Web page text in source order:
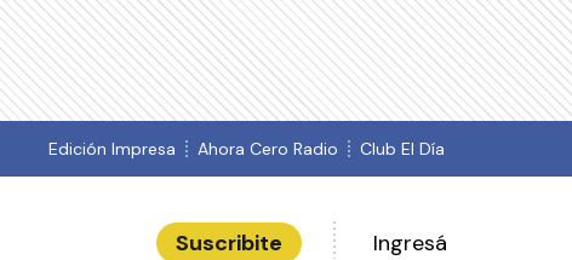
Edición Impresa Ahora Cero Radio Club El Día
Suscribite Ingresá